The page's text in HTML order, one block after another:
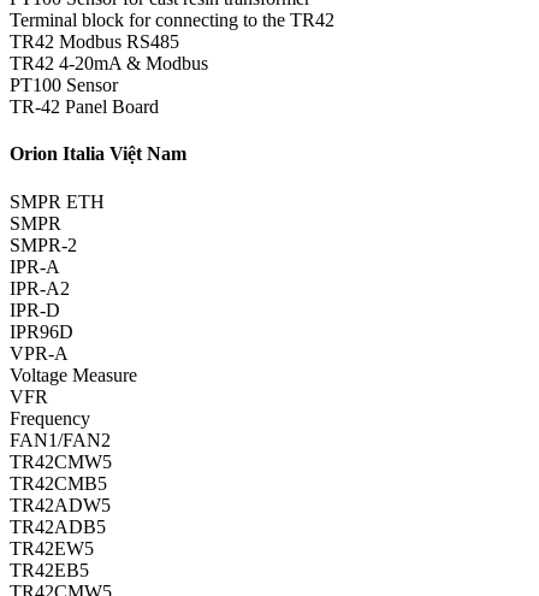
Terminal block for connecting to the TR42
TR42 Modbus RS485
TR42 4-20mA & Modbus
PT100 Sensor
TR-42 Panel Board
Orion Italia Việt Nam
SMPR ETH
SMPR
SMPR-2
IPR-A
IPR-A2
IPR-D
IPR96D
VPR-A
Voltage Measure
VFR
Frequency
FAN1/FAN2
TR42CMW5
TR42CMB5
TR42ADW5
TR42ADB5
TR42EW5
TR42EB5
TR42CMW5